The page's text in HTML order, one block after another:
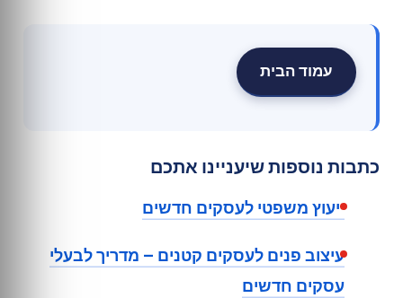
עמוד הבית
כתבות נוספות שיעניינו אתכם
ייעוץ משפטי לעסקים חדשים
עיצוב פנים לעסקים קטנים – מדריך לבעלי
עסקים חדשים